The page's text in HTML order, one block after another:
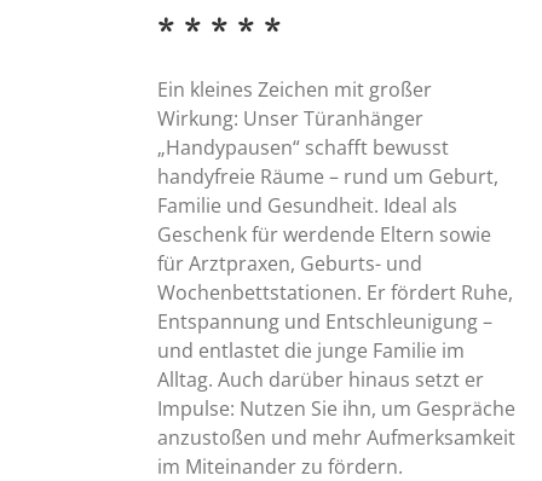
* * * * *
Ein kleines Zeichen mit großer
Wirkung: Unser Türanhänger
„Handypausen“ schafft bewusst
handyfreie Räume – rund um Geburt,
Familie und Gesundheit. Ideal als
Geschenk für werdende Eltern sowie
für Arztpraxen, Geburts- und
Wochenbettstationen. Er fördert Ruhe,
Entspannung und Entschleunigung –
und entlastet die junge Familie im
Alltag. Auch darüber hinaus setzt er
Impulse: Nutzen Sie ihn, um Gespräche
anzustoßen und mehr Aufmerksamkeit
im Miteinander zu fördern.